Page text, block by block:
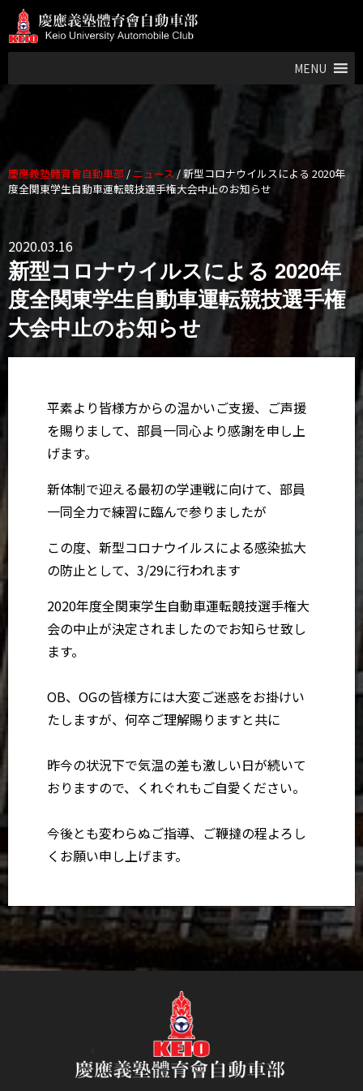
MENU
慶應義塾體育會自動車部 / ニュース/新型コロナウイルスによる 2020年
度全関東学生自動車運転競技選手権大会中止のお知らせ
2020.03.16
新型コロナウイルスによる 2020年
度全関東学生自動車運転競技選手権
大会中止のお知らせ
平素より皆様方からの温かいご支援、ご声援
を賜りまして、部員一同心より感謝を申し上
げます。
新体制で迎える最初の学連戦に向けて、部員
一同全力で練習に臨んで参りましたが
この度、新型コロナウイルスによる感染拡大
の防止として、3/29に行われます
2020年度全関東学生自動車運転競技選手権大
会の中止が決定されましたのでお知らせ致し
ます。
OB、OGの皆様方には大変ご迷惑をお掛けい
たしますが、何卒ご理解賜りますと共に
昨今の状況下で気温の差も激しい日が続いて
おりますので、くれぐれもご自愛ください。
今後とも変わらぬご指導、ご鞭撻の程よろし
くお願い申し上げます。